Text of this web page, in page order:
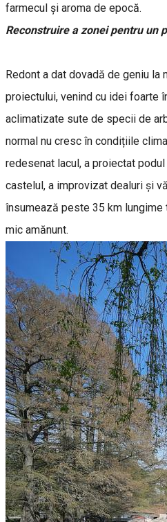
farmecul și aroma de epocă.
Reconstruire a zonei pentru un
Redont a dat dovadă de geniu la
proiectului, venind cu idei foarte
aclimatizate sute de specii de
normal nu cresc în condițiile
redesenat lacul, a proiectat
castelul, a improvizat dealuri și
însumează peste 35 km
mic amănunt.